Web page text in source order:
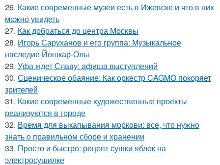
26. Какие современные музеи есть в Ижевске и что в них
можно увидеть
27. Как добраться до центра Москвы
28. Игорь Саруханов и его группа: Музыкальное
наследие Йошкар-Олы
29. Уфа ждет Славу: афиша выступлений
30. Сценическое обаяние: Как оркестр CAGMO покоряет
зрителей
31. Какие современные художественные проекты
реализуются в городе
32. Время для выкапывания моркови: все, что нужно
знать о правильном сборе и хранении
33. Просто и быстро: рецепт сушки яблок на
электросушилке